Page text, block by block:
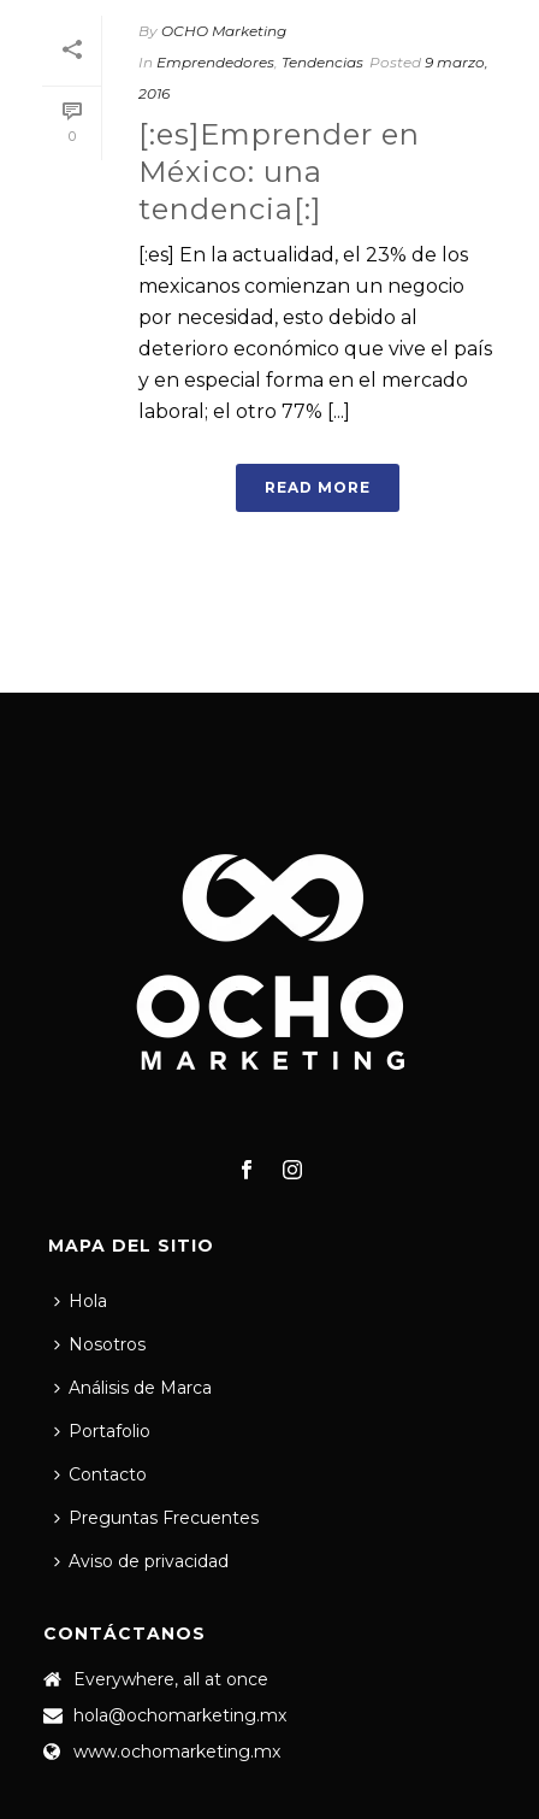
0
By OCHO Marketing
In Emprendedores Tendencias Posted 9 marzo,
2016
[:es]Emprender en
México: una
tendencia[:]
[:es] En la actualidad, el 23% de los
mexicanos comienzan un negocio
por necesidad, esto debido al
deterioro económico que vive el país
y en especial forma en el mercado
laboral; el otro 77% [...]
READ MORE
MAPA DEL SITIO
Hola
Nosotros
Análisis de Marca
Portafolio
Contacto
Preguntas Frecuentes
Aviso de privacidad
CONTÁCTANOS
Everywhere, all at once
hola@ochomarketing.mx
www.ochomarketing.mx